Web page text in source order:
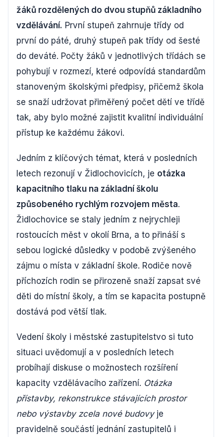
žáků rozdělených do dvou stupňů základního
vzdělávání. První stupeň zahrnuje třídy od
první do páté, druhý stupeň pak třídy od šesté
do deváté. Počty žáků v jednotlivých třídách se
pohybují v rozmezí, které odpovídá standardům
stanoveným školskými předpisy, přičemž škola
se snaží udržovat přiměřený počet dětí ve třídě
tak, aby bylo možné zajistit kvalitní individuální
přístup ke každému žákovi.
Jedním z klíčových témat, která v posledních
letech rezonují v Židlochovicích, je otázka
kapacitního tlaku na základní školu
způsobeného rychlým rozvojem města.
Židlochovice se staly jedním z nejrychleji
rostoucích měst v okolí Brna, a to přináší s
sebou logické důsledky v podobě zvýšeného
zájmu o místa v základní škole. Rodiče nově
příchozích rodin se přirozeně snaží zapsat své
děti do místní školy, a tím se kapacita postupně
dostává pod větší tlak.
Vedení školy i městské zastupitelstvo si tuto
situaci uvědomují a v posledních letech
probíhají diskuse o možnostech rozšíření
kapacity vzdělávacího zařízení. Otázka
přístavby, rekonstrukce stávajících prostor
nebo výstavby zcela nové budovyje
pravidelně součástí jednání zastupitelů i